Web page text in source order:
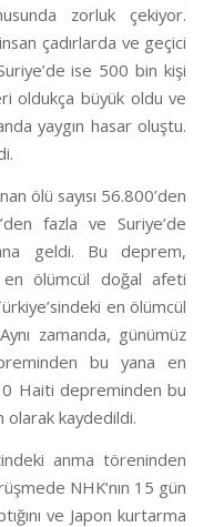
zorluk çekiyor.
çadırlarda ve geçici
ise 500 bin kişi
oldukça büyük oldu ve
yaygın hasar oluştu.
ölü sayısı 56.800’den
fazla ve Suriye’de
geldi. Bu deprem,
en ölümcül doğal afeti
en ölümcül
zamanda, günümüz
bu yana en
Haiti depreminden bu
olarak kaydedildi.
anma töreninden
NHK‘nın 15 gün
ve Japon kurtarma